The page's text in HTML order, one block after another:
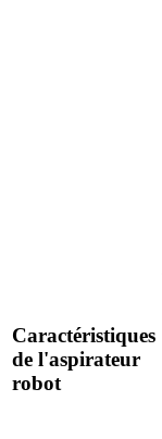
Caractéristiques
de l'aspirateur
robot